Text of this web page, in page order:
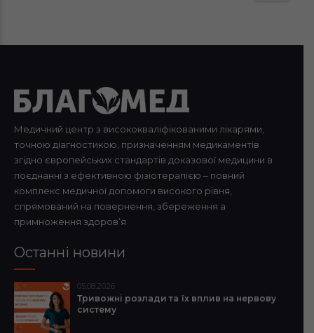
Медичний центр з висококваліфікованими лікарями,
точною діагностикою, призначенням медикаментів
згідно європейських стандартів доказової медицини в
поєднанні з ефективною фізіотерапією – повний
комплекс медичної допомоги високого рівня,
спрямований на повернення, збереження а
примноження здоров’я
Останні новини
05.08.2026
Тривожні розлади та їх вплив на нервову
систему